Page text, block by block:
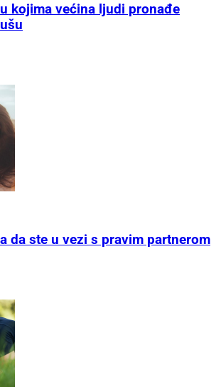
kojima većina ljudi pronađe
da ste u vezi s pravim partnerom